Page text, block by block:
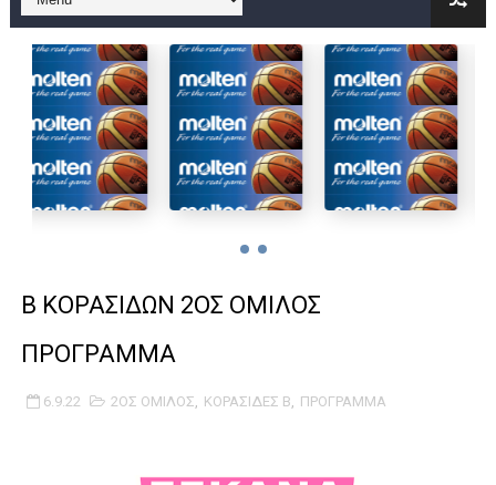
B ΕΦΗΒΩΝ F4 : Χάλκινο το Πέρα 71-56 την Δραπετσώνα στον
Στην National League 2 ο Μανδραϊκός 83-72 τον Εθνικό
Live streaming ΜΠΑΡΑΖ ΑΝΟΔΟΥ ΣΤΗΝ NL 2 : ΑΥΡΙΟ
Β΄ ΕΦΗΒΩΝ F4 : Εντυπωσιακός ο Ρέντης στον τελικό 104-77
TEΛΙΚΟΣ ΚΥΠΕΛΛΟΥ: Κυπελλούχος ο Μανδραϊκός σε ματς
Β ΚΟΡΑΣΙΔΩΝ 2ΟΣ ΟΜΙΛΟΣ
ΠΡΟΓΡΑΜΜΑ
6.9.22 2ΟΣ ΟΜΙΛΟΣ, ΚΟΡΑΣΙΔΕΣ Β, ΠΡΟΓΡΑΜΜΑ